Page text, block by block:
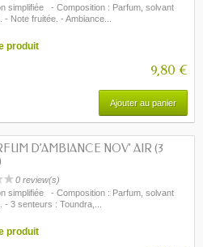
simplifiée - Composition : Parfum, solvant
- Note fruitée. - Ambiance...
produit
9,80 €
Ajouter au panier
D’AMBIANCE NOV’ AIR (3
0 review(s)
simplifiée - Composition : Parfum, solvant
- 3 senteurs : Toundra,...
produit